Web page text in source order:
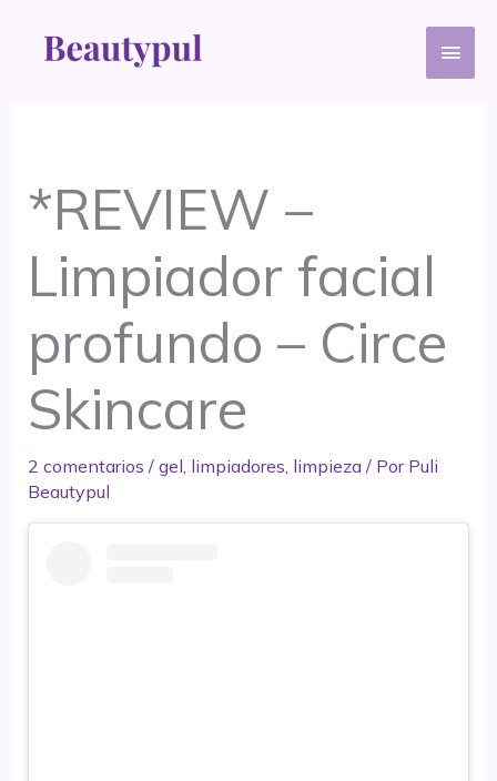
*REVIEW –
Limpiador facial
profundo – Circe
Skincare
2 comentarios / gel limpiadores limpieza/ Por Puli
Beautypul